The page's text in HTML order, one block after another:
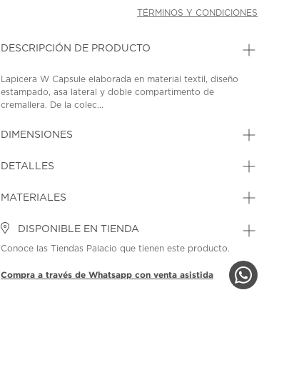
TÉRMINOS Y CONDICIONES
DESCRIPCIÓN DE PRODUCTO
Lapicera W Capsule elaborada en material textil, diseño
estampado, asa lateral y doble compartimento de
cremallera. De la colec...
DIMENSIONES
DETALLES
MATERIALES
DISPONIBLE EN TIENDA
Conoce las Tiendas Palacio que tienen este producto.
Compra a través de Whatsapp con venta asistida